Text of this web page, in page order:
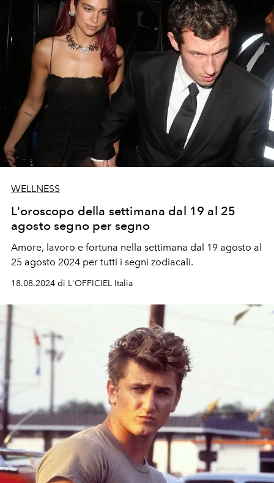
WELLNESS
L'oroscopo della settimana dal 19 al 25
agosto segno per segno
Amore, lavoro e fortuna nella settimana dal 19 agosto al
25 agosto 2024 per tutti i segni zodiacali.
18.08.2024 di L'OFFICIEL Italia